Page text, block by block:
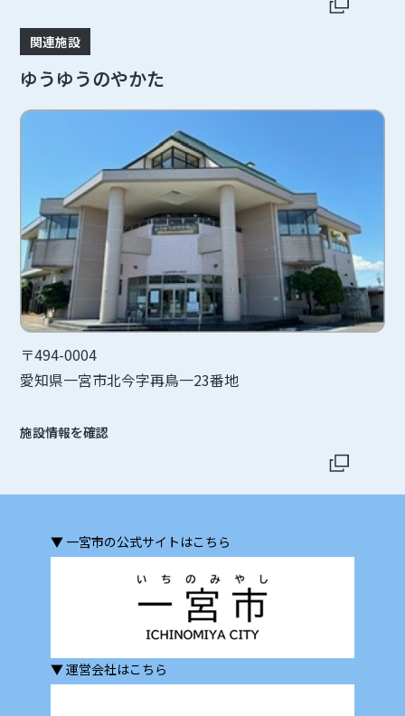
関連施設
ゆうゆうのやかた
〒494-0004
愛知県一宮市北今字再鳥一23番地
施設情報を確認
▼ 一宮市の公式サイトはこちら
▼ 運営会社はこちら